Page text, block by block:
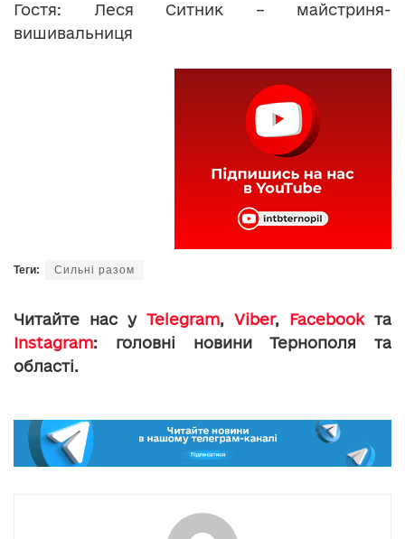
Гостя: Леся Ситник – майстриня-
вишивальниця
Теги: Сильні разом
Читайте нас у Telegram, Viber, Facebookта
Instagram: головні новини Тернополя та
області.